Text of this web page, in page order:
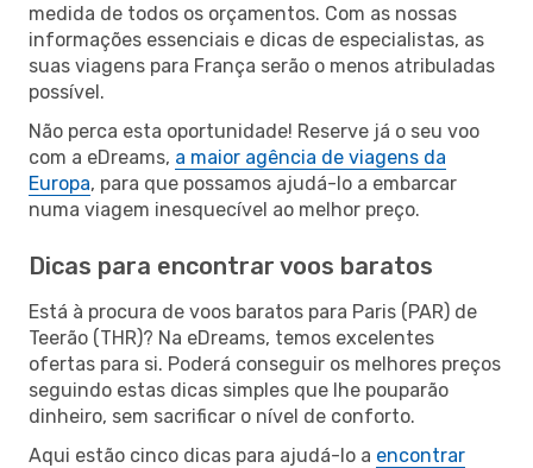
medida de todos os orçamentos. Com as nossas
informações essenciais e dicas de especialistas, as
suas viagens para França serão o menos atribuladas
possível.
Não perca esta oportunidade! Reserve já o seu voo
com a eDreams, a maior agência de viagens da
Europa, para que possamos ajudá-lo a embarcar
numa viagem inesquecível ao melhor preço.
Dicas para encontrar voos baratos
Está à procura de voos baratos para Paris (PAR) de
Teerão (THR)? Na eDreams, temos excelentes
ofertas para si. Poderá conseguir os melhores preços
seguindo estas dicas simples que lhe pouparão
dinheiro, sem sacrificar o nível de conforto.
Aqui estão cinco dicas para ajudá-lo a encontrar